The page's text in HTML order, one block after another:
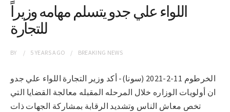
اللواء علي جدو يتسلم مهامه وزيراً
للتجارة
BY 5 YEARSAGO BREAKING NEWS
الخرطوم 11-2-2021 (سونا)- أكد وزير التجارة اللواء علي جدو
ان أولويات الوزاره خلال المرحله المقبله معالجة القضايا التي
تخص معاش الناس وتشديد الرقابة بمشاركة الجهات ذات